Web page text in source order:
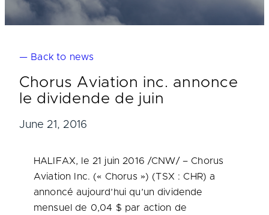
— Back to news
Chorus Aviation inc. annonce
le dividende de juin
June 21, 2016
HALIFAX, le 21 juin 2016 /CNW/ – Chorus
Aviation Inc. (« Chorus ») (TSX : CHR) a
annoncé aujourd’hui qu’un dividende
mensuel de 0,04 $ par action de